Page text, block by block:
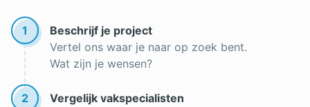
1
Beschrijf je project
Vertel ons waar je naar op zoek bent.
Wat zijn je wensen?
2
Vergelijk vakspecialisten